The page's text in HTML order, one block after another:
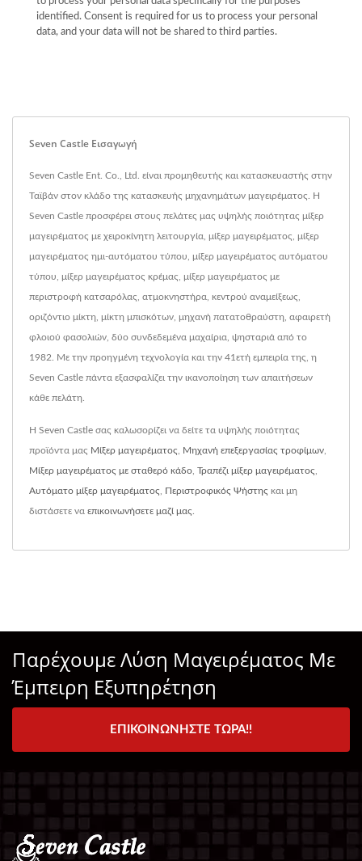
identified. Consent is required for us to process your personal
data, and your data will not be shared to third parties.
Seven Castle Εισαγωγή
Seven Castle Ent. Co., Ltd. είναι προμηθευτής και κατασκευαστής στην
Ταϊβάν στον κλάδο της κατασκευής μηχανημάτων μαγειρέματος. Η
Seven Castle προσφέρει στους πελάτες μας υψηλής ποιότητας μίξερ
μαγειρέματος με χειροκίνητη λειτουργία, μίξερ μαγειρέματος, μίξερ
μαγειρέματος ημι-αυτόματου τύπου, μίξερ μαγειρέματος αυτόματου
τύπου, μίξερ μαγειρέματος κρέμας, μίξερ μαγειρέματος με
περιστροφή κατσαρόλας, ατμοκνηστήρα, κεντρού αναμείξεως,
οριζόντιο μίκτη, μίκτη μπισκότων, μηχανή πατατοθραύστη, αφαιρετή
φλοιού φασολιών, δύο συνδεδεμένα μαχαίρια, ψησταριά από το
1982. Με την προηγμένη τεχνολογία και την 41ετή εμπειρία της, η
Seven Castle πάντα εξασφαλίζει την ικανοποίηση των απαιτήσεων
κάθε πελάτη.
Η Seven Castle σας καλωσορίζει να δείτε τα υψηλής ποιότητας
προϊόντα μας Μίξερ μαγειρέματος Μηχανή επεξεργασίας τροφίμων
Μίξερ μαγειρέματος με σταθερό κάδο Τραπέζι μίξερ μαγειρέματος
Αυτόματο μίξερ μαγειρέματος Περιστροφικός Ψήστης και μη
διστάσετε να επικοινωνήσετε μαζί μας
Παρέχουμε Λύση Μαγειρέματος Με
Έμπειρη Εξυπηρέτηση
ΕΠΙΚΟΙΝΩΝΉΣΤΕ ΤΏΡΑ!!